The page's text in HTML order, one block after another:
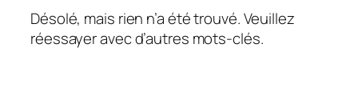
Désolé, mais rien n’a été trouvé. Veuillez
réessayer avec d’autres mots-clés.